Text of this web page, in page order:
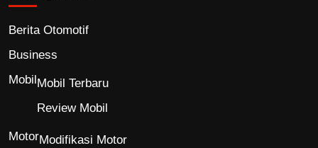
Berita Otomotif
Business
Mobil Mobil Terbaru
Review Mobil
MotorModifikasi Motor